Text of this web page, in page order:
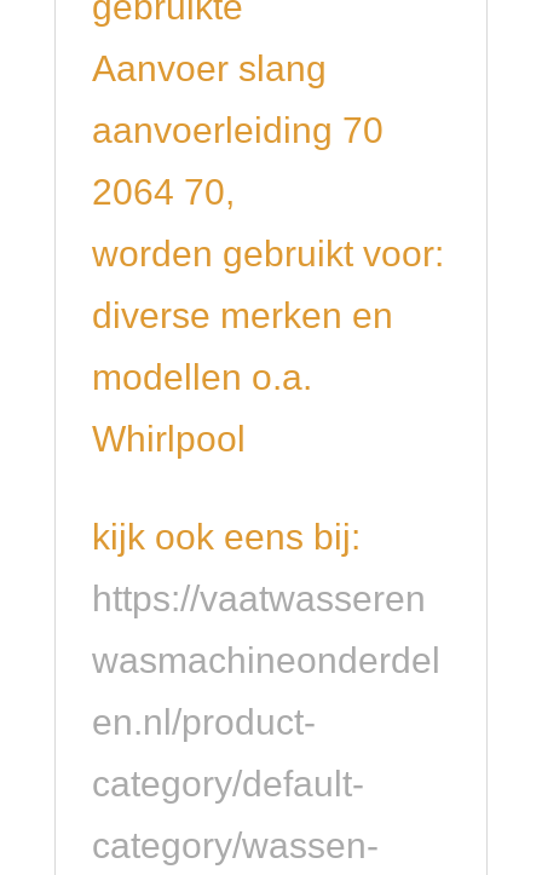
Aanvoer slang
aanvoerleiding 70
2064 70,
worden gebruikt voor:
diverse merken en
modellen o.a.
Whirlpool
kijk ook eens bij:
https://vaatwasseren
wasmachineonderdel
en.nl/product-
category/default-
category/wassen-